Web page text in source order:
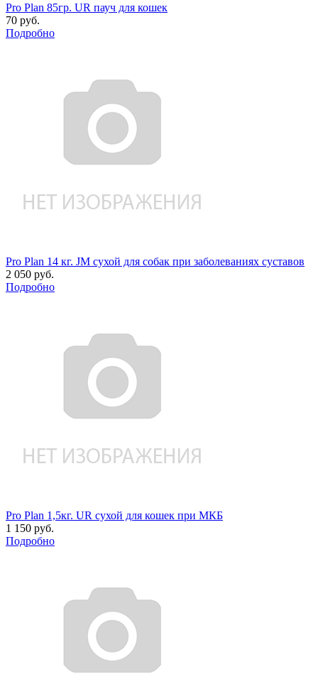
Pro Plan 85гр. UR пауч для кошек
70 руб.
Подробно
Pro Plan 14 кг. JM сухой для собак при заболеваниях суставов
2 050 руб.
Подробно
Pro Plan 1,5кг. UR сухой для кошек при МКБ
1 150 руб.
Подробно